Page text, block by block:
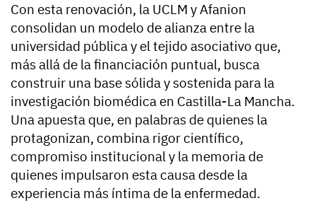
Con esta renovación, la UCLM y Afanion
consolidan un modelo de alianza entre la
universidad pública y el tejido asociativo que,
más allá de la financiación puntual, busca
construir una base sólida y sostenida para la
investigación biomédica en Castilla-La Mancha.
Una apuesta que, en palabras de quienes la
protagonizan, combina rigor científico,
compromiso institucional y la memoria de
quienes impulsaron esta causa desde la
experiencia más íntima de la enfermedad.